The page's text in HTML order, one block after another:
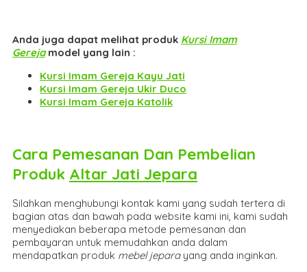
Anda juga dapat melihat produk Kursi Imam
Gerejamodel yang lain :
Kursi Imam Gereja Kayu Jati
Kursi Imam Gereja Ukir Duco
Kursi Imam Gereja Katolik
Cara Pemesanan Dan Pembelian
Produk Altar Jati Jepara
Silahkan menghubungi kontak kami yang sudah tertera di
bagian atas dan bawah pada website kami ini, kami sudah
menyediakan beberapa metode pemesanan dan
pembayaran untuk memudahkan anda dalam
mendapatkan produk mebel jeparayang anda inginkan.